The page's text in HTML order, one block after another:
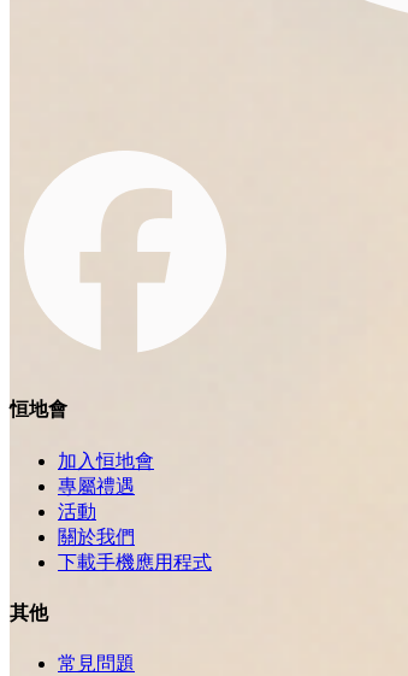
恒地會
加入恒地會
專屬禮遇
活動
關於我們
下載手機應用程式
其他
常見問題